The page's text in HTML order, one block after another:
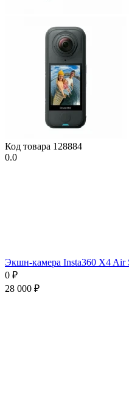
Код товара 128884
0.0
Экшн-камера Insta360 X4 Air
0 ₽
28 000 ₽